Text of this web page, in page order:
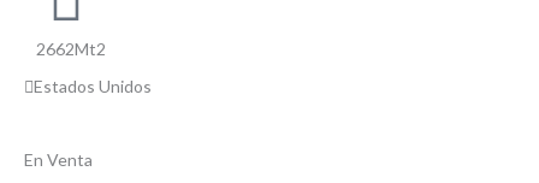
2662Mt2
Estados Unidos
En Venta